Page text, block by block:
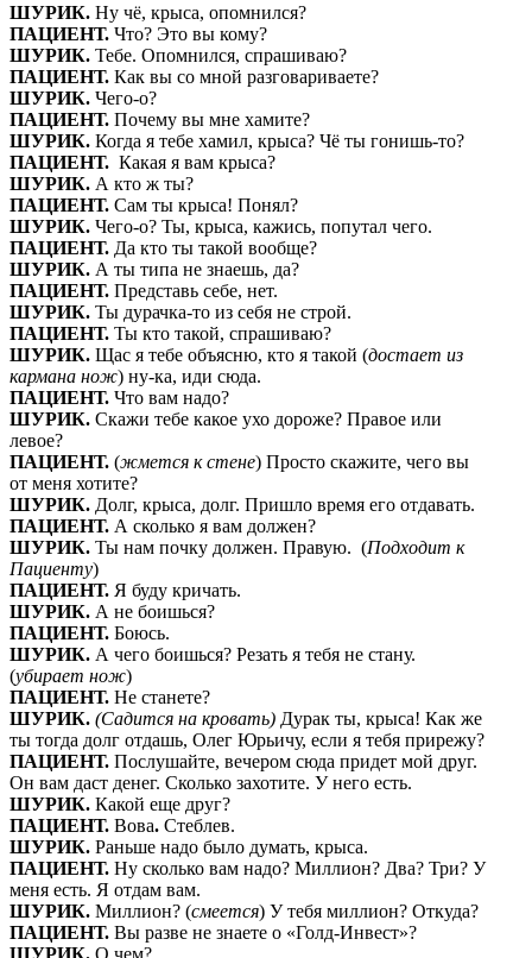
ШУРИК. Ну чё, крыса, опомнился?
ПАЦИЕНТ. Что? Это вы кому?
ШУРИК. Тебе. Опомнился, спрашиваю?
ПАЦИЕНТ. Как вы со мной разговариваете?
ШУРИК. Чего-о?
ПАЦИЕНТ. Почему вы мне хамите?
ШУРИК. Когда я тебе хамил, крыса? Чё ты гонишь-то?
ПАЦИЕНТ. Какая я вам крыса?
ШУРИК. А кто ж ты?
ПАЦИЕНТ. Сам ты крыса! Понял?
ШУРИК. Чего-о? Ты, крыса, кажись, попутал чего.
ПАЦИЕНТ. Да кто ты такой вообще?
ШУРИК. А ты типа не знаешь, да?
ПАЦИЕНТ. Представь себе, нет.
ШУРИК. Ты дурачка-то из себя не строй.
ПАЦИЕНТ. Ты кто такой, спрашиваю?
ШУРИК. Щас я тебе объясню, кто я такой (достает из
кармана нож) ну-ка, иди сюда.
ПАЦИЕНТ. Что вам надо?
ШУРИК. Скажи тебе какое ухо дороже? Правое или
левое?
ПАЦИЕНТ. (жмется к стене) Просто скажите, чего вы
от меня хотите?
ШУРИК. Долг, крыса, долг. Пришло время его отдавать.
ПАЦИЕНТ. А сколько я вам должен?
ШУРИК. Ты нам почку должен. Правую. (Подходит к
Пациенту)
ПАЦИЕНТ. Я буду кричать.
ШУРИК. А не боишься?
ПАЦИЕНТ. Боюсь.
ШУРИК. А чего боишься? Резать я тебя не стану.
(убирает нож)
ПАЦИЕНТ. Не станете?
ШУРИК. (Садится на кровать) Дурак ты, крыса! Как же
ты тогда долг отдашь, Олег Юрьичу, если я тебя прирежу?
ПАЦИЕНТ. Послушайте, вечером сюда придет мой друг.
Он вам даст денег. Сколько захотите. У него есть.
ШУРИК. Какой еще друг?
ПАЦИЕНТ. Вова. Стеблев.
ШУРИК. Раньше надо было думать, крыса.
ПАЦИЕНТ. Ну сколько вам надо? Миллион? Два? Три? У
меня есть. Я отдам вам.
ШУРИК. Миллион? (смеется) У тебя миллион? Откуда?
ПАЦИЕНТ. Вы разве не знаете о «Голд-Инвест»?
ШУРИК. О чем?